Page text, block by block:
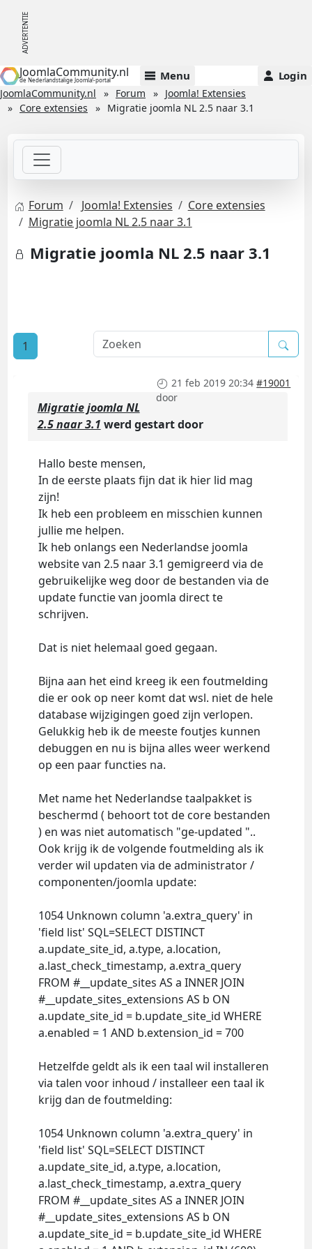
JoomlaCommunity.nl
de Nederlandstalige Joomla!-portal Menu Login
JoomlaCommunity.nl Forum
Joomla! Extensies
Core extensies
Migratie joomla NL 2.5 naar 3.1
Forum Joomla! Extensies
Core extensies
Migratie joomla NL 2.5 naar 3.1
Migratie joomla NL 2.5 naar 3.1
1
21 feb 2019 20:34 #19001
door
Migratie joomla NL
2.5 naar 3.1 werd gestart door
Hallo beste mensen,
In de eerste plaats fijn dat ik hier lid mag
zijn!
Ik heb een probleem en misschien kunnen
jullie me helpen.
Ik heb onlangs een Nederlandse joomla
website van 2.5 naar 3.1 gemigreerd via de
gebruikelijke weg door de bestanden via de
update functie van joomla direct te
schrijven.
Dat is niet helemaal goed gegaan.
Bijna aan het eind kreeg ik een foutmelding
die er ook op neer komt dat wsl. niet de hele
database wijzigingen goed zijn verlopen.
Gelukkig heb ik de meeste foutjes kunnen
debuggen en nu is bijna alles weer werkend
op een paar functies na.
Met name het Nederlandse taalpakket is
beschermd ( behoort tot de core bestanden
) en was niet automatisch "ge-updated "..
Ook krijg ik de volgende foutmelding als ik
verder wil updaten via de administrator /
componenten/joomla update:
1054 Unknown column 'a.extra_query' in
'field list' SQL=SELECT DISTINCT
a.update_site_id, a.type, a.location,
a.last_check_timestamp, a.extra_query
FROM #__update_sites AS a INNER JOIN
#__update_sites_extensions AS b ON
a.update_site_id = b.update_site_id WHERE
a.enabled = 1 AND b.extension_id = 700
Hetzelfde geldt als ik een taal wil installeren
via talen voor inhoud / installeer een taal ik
krijg dan de foutmelding:
1054 Unknown column 'a.extra_query' in
'field list' SQL=SELECT DISTINCT
a.update_site_id, a.type, a.location,
a.last_check_timestamp, a.extra_query
FROM #__update_sites AS a INNER JOIN
#__update_sites_extensions AS b ON
a.update_site_id = b.update_site_id WHERE